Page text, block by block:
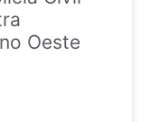
Oeste